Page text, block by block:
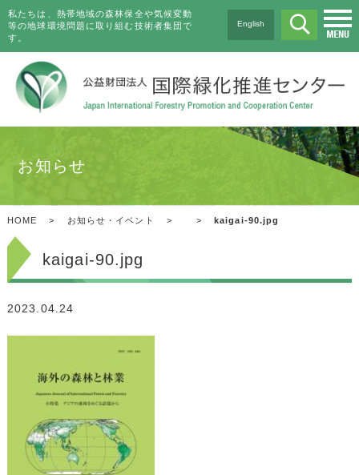
私たちは、熱帯地域の森林保全や気候変動
等の地球環境問題に取り組む技術者集団で
す。
English
お知らせ
HOME > お知らせ・イベント > > kaigai-90.jpg
kaigai-90.jpg
2023.04.24